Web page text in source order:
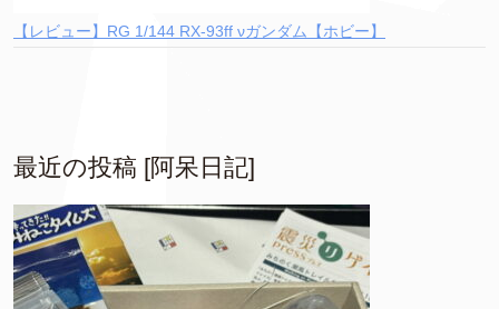
【レビュー】RG 1/144 RX-93ff νガンダム【ホビー】
最近の投稿 [阿呆日記]